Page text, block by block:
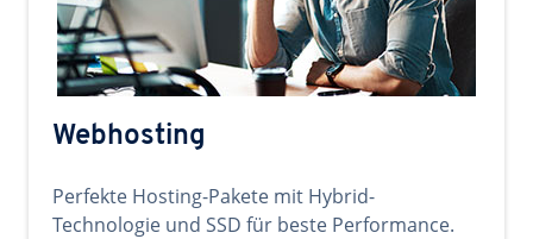
Webhosting
Perfekte Hosting-Pakete mit Hybrid-
Technologie und SSD für beste Performance.